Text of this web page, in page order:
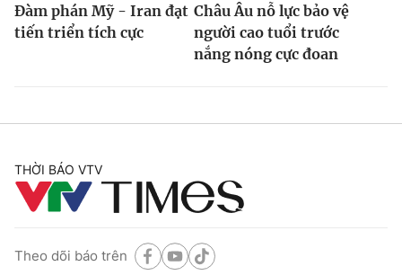
Đàm phán Mỹ - Iran đạt
tiến triển tích cực
Châu Âu nỗ lực bảo vệ
người cao tuổi trước
nắng nóng cực đoan
THỜI BÁO VTV
Theo dõi báo trên